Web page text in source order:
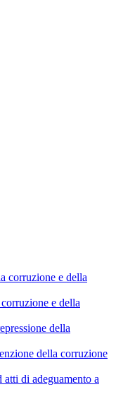
corruzione e della
e della
della
della corruzione
di adeguamento a